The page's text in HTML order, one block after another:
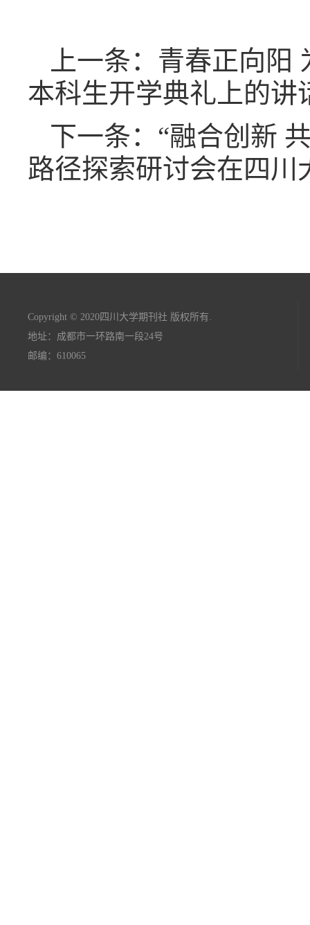
上一条：青春正向
本科生开学典礼上的讲
下一条：“融合创新
路径探索研讨会在四川
Copyright © 2020四川大学期刊社 版权所有.
地址：成都市一环路南一段24号
邮编：610065